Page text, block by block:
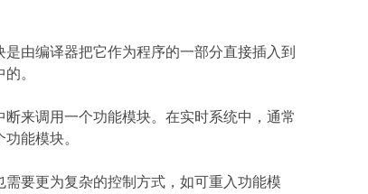
由编译器把它作为程序的一部分直接插入到
。
来调用一个功能模块。在实时系统中，通常
能模块。
要更为复杂的控制方式，如可重入功能模